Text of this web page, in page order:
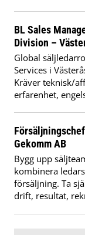
BL Sales
Division –
Global
Services i
Kräver teknisk/
erfarenhet,
Gekomm AB
Bygg upp
kombinera
försäljning. Ta
drift, resultat,